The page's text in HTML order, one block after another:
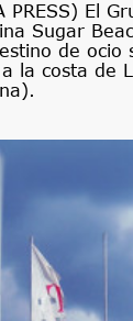
PRESS) El
Sugar
de ocio
la costa de